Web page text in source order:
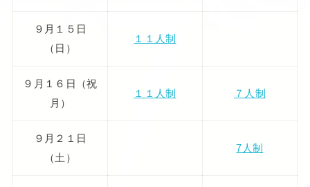
９月１５日
（日）
１１人制
９月１６日（祝
月）
１１人制 ７人制
９月２１日
（土）
7人制